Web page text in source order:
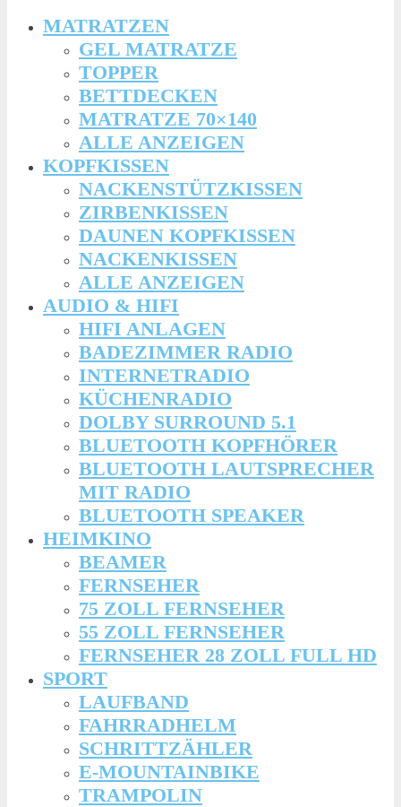
MATRATZEN
GEL MATRATZE
TOPPER
BETTDECKEN
MATRATZE 70×140
ALLE ANZEIGEN
KOPFKISSEN
NACKENSTÜTZKISSEN
ZIRBENKISSEN
DAUNEN KOPFKISSEN
NACKENKISSEN
ALLE ANZEIGEN
AUDIO & HIFI
HIFI ANLAGEN
BADEZIMMER RADIO
INTERNETRADIO
KÜCHENRADIO
DOLBY SURROUND 5.1
BLUETOOTH KOPFHÖRER
BLUETOOTH LAUTSPRECHER
MIT RADIO
BLUETOOTH SPEAKER
HEIMKINO
BEAMER
FERNSEHER
75 ZOLL FERNSEHER
55 ZOLL FERNSEHER
FERNSEHER 28 ZOLL FULL HD
SPORT
LAUFBAND
FAHRRADHELM
SCHRITTZÄHLER
E-MOUNTAINBIKE
TRAMPOLIN